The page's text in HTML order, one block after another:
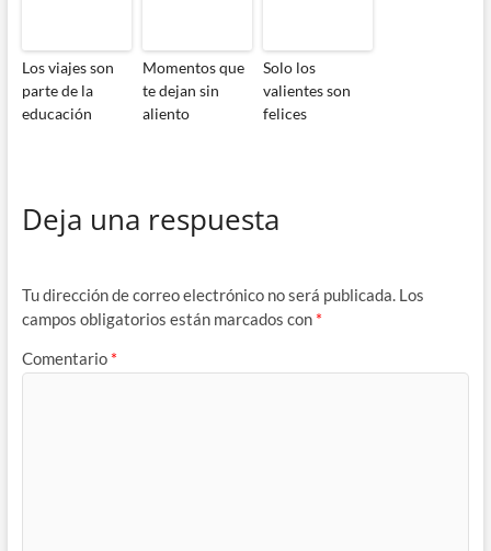
Los viajes son
parte de la
educación
Momentos que
te dejan sin
aliento
Solo los
valientes son
felices
Deja una respuesta
Tu dirección de correo electrónico no será publicada. Los
campos obligatorios están marcados con *
Comentario *